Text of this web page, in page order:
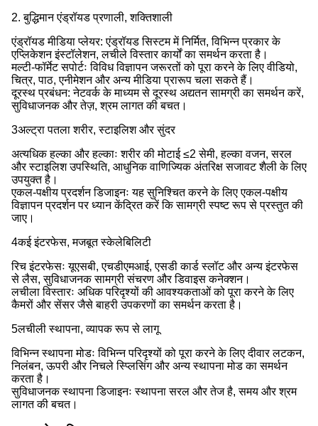
2. बुद्धिमान एंड्रॉयड प्रणाली, शक्तिशाली
एंड्रॉयड मीडिया प्लेयर: एंड्रॉयड सिस्टम में निर्मित, विभिन्न प्रकार के
एप्लिकेशन इंस्टॉलेशन, लचीले विस्तार कार्यों का समर्थन करता है।
मल्टी-फॉर्मेट सपोर्टः विविध विज्ञापन जरूरतों को पूरा करने के लिए वीडियो,
चित्र, पाठ, एनीमेशन और अन्य मीडिया प्रारूप चला सकते हैं।
दूरस्थ प्रबंधन: नेटवर्क के माध्यम से दूरस्थ अद्यतन सामग्री का समर्थन करें,
सुविधाजनक और तेज़, श्रम लागत की बचत।
3अल्ट्रा पतला शरीर, स्टाइलिश और सुंदर
अत्यधिक हल्का और हल्काः शरीर की मोटाई ≤2 सेमी, हल्का वजन, सरल
और स्टाइलिश उपस्थिति, आधुनिक वाणिज्यिक अंतरिक्ष सजावट शैली के लिए
उपयुक्त है।
एकल-पक्षीय प्रदर्शन डिजाइनः यह सुनिश्चित करने के लिए एकल-पक्षीय
विज्ञापन प्रदर्शन पर ध्यान केंद्रित करें कि सामग्री स्पष्ट रूप से प्रस्तुत की
जाए।
4कई इंटरफेस, मजबूत स्केलेबिलिटी
रिच इंटरफेसः यूएसबी, एचडीएमआई, एसडी कार्ड स्लॉट और अन्य इंटरफेस
से लैस, सुविधाजनक सामग्री संचरण और डिवाइस कनेक्शन।
लचीला विस्तारः अधिक परिदृश्यों की आवश्यकताओं को पूरा करने के लिए
कैमरों और सेंसर जैसे बाहरी उपकरणों का समर्थन करता है।
5लचीली स्थापना, व्यापक रूप से लागू
विभिन्न स्थापना मोडः विभिन्न परिदृश्यों को पूरा करने के लिए दीवार लटकन,
निलंबन, ऊपरी और निचले स्प्लिसिंग और अन्य स्थापना मोड का समर्थन
करता है।
सुविधाजनक स्थापना डिजाइनः स्थापना सरल और तेज है, समय और श्रम
लागत की बचत।